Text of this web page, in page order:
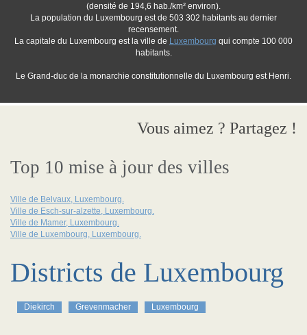
(densité de 194,6 hab./km² environ).
La population du Luxembourg est de 503 302 habitants au dernier
recensement.
La capitale du Luxembourg est la ville de Luxembourg qui compte 100 000
habitants.
Le Grand-duc de la monarchie constitutionnelle du Luxembourg est Henri.
Vous aimez ? Partagez !
Top 10 mise à jour des villes
Ville de Belvaux, Luxembourg.
Ville de Esch-sur-alzette, Luxembourg.
Ville de Mamer, Luxembourg.
Ville de Luxembourg, Luxembourg.
Districts de Luxembourg
Diekirch Grevenmacher Luxembourg